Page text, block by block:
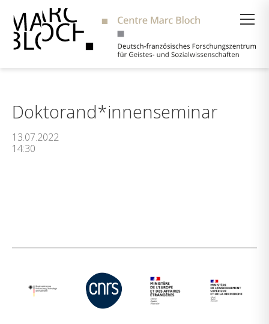
Doktorand*innenseminar
13.07.2022
14:30